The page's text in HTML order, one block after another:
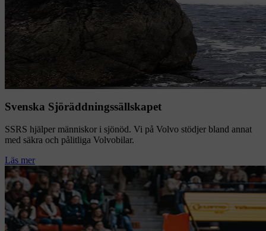
Svenska Sjöräddningssällskapet
SSRS hjälper människor i sjönöd. Vi på Volvo stödjer bland annat
med säkra och pålitliga Volvobilar.
Läs mer